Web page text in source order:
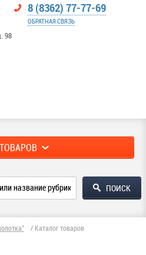
98
8 (8362) 77-77-69
ОБРАТНАЯ СВЯЗЬ
/ Каталог товаров